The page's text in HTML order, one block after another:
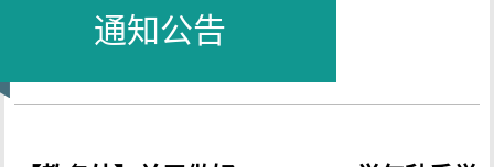
通知公告
当前位置：首页-